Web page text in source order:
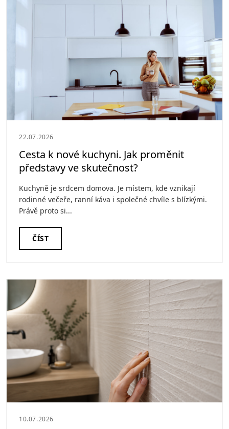
22.07.2026
Cesta k nové kuchyni. Jak proměnit
představy ve skutečnost?
Kuchyně je srdcem domova. Je místem, kde vznikají
rodinné večeře, ranní káva i společné chvíle s blízkými.
Právě proto si...
ČÍST
10.07.2026